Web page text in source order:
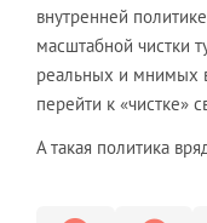
внутренней
масштабной чистки
реальных и мнимых
перейти к «чистке»
А такая политика